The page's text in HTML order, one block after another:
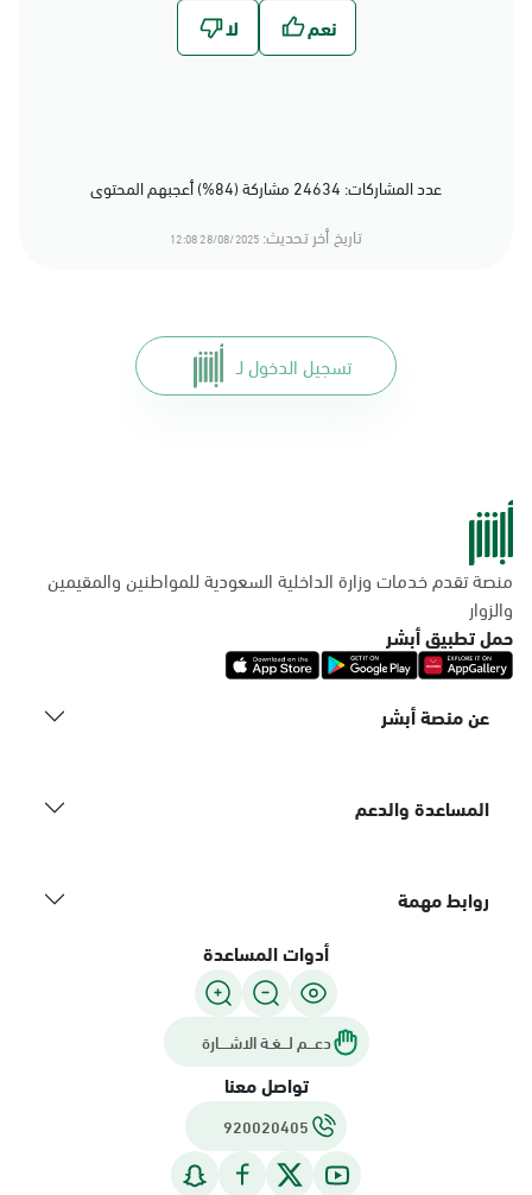
عدد المشاركات: 24634 مشاركة (84%) أعجبهم المحتوى
تاريخ أخر تحديث: 28/08/2025 12:08
تسجيل الدخول لـ
منصة تقدم خدمات وزارة الداخلية السعودية للمواطنين والمقيمين
والزوار
حمل تطبيق أبشر
عن منصة أبشر
المساعدة والدعم
روابط مهمة
أدوات المساعدة
دعـــم لـــغـة الاشــــارة
تواصل معنا
920020405